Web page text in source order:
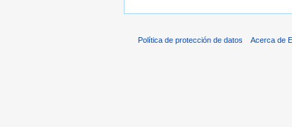
Política de protección de datos Acerca de